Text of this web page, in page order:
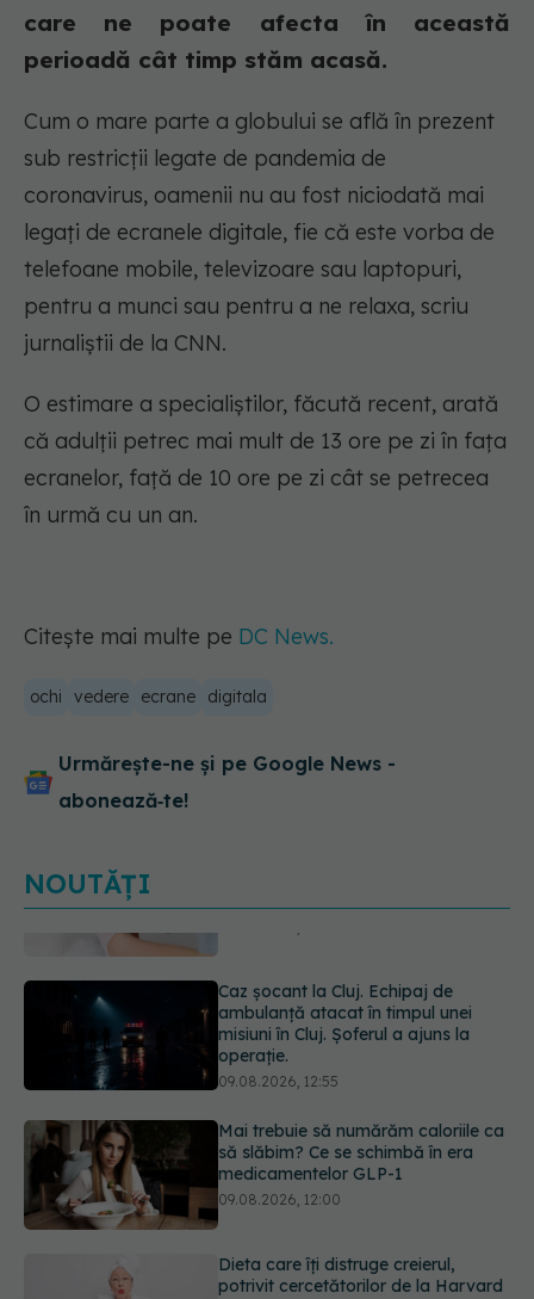
care ne poate afecta în această
perioadă cât timp stăm acasă.
Cum o mare parte a globului se află în prezent
sub restricții legate de pandemia de
coronavirus, oamenii nu au fost niciodată mai
legați de ecranele digitale, fie că este vorba de
telefoane mobile, televizoare sau laptopuri,
pentru a munci sau pentru a ne relaxa, scriu
jurnaliștii de la CNN.
O estimare a specialiștilor, făcută recent, arată
că adulții petrec mai mult de 13 ore pe zi în fața
ecranelor, față de 10 ore pe zi cât se petrecea
în urmă cu un an.
Citește mai multe pe DC News.
ochi vedere ecrane digitala
Urmărește-ne și pe Google News -
abonează‑te!
NOUTĂȚI
ambulanță atacat în timpul unei
misiuni în Cluj. Șoferul a ajuns la
operație.
09.08.2026, 12:55
să slăbim? Ce se schimbă în era
medicamentelor GLP-1
09.08.2026, 12:00
potrivit cercetătorilor de la Harvard
09.08.2026, 11:45